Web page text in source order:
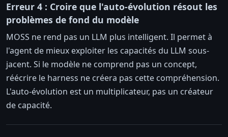
Erreur 4 : Croire que l'auto-évolution résout les
problèmes de fond du modèle
MOSS ne rend pas un LLM plus intelligent. Il permet à
l'agent de mieux exploiter les capacités du LLM sous-
jacent. Si le modèle ne comprend pas un concept,
réécrire le harness ne créera pas cette compréhension.
L'auto-évolution est un multiplicateur, pas un créateur
de capacité.